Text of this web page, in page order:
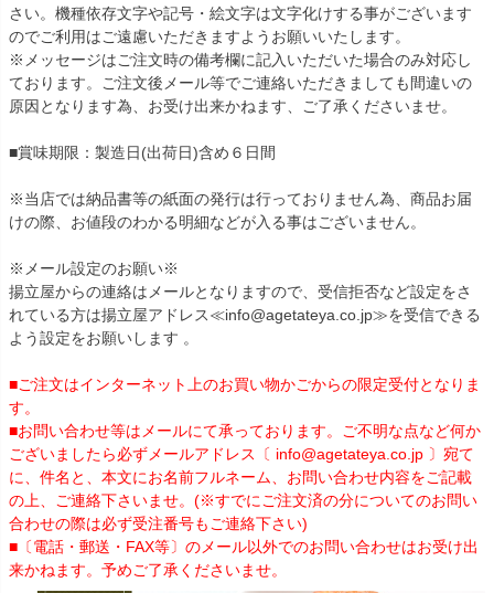
さい。機種依存文字や記号・絵文字は文字化けする事がございます
のでご利用はご遠慮いただきますようお願いいたします。
※メッセージはご注文時の備考欄に記入いただいた場合のみ対応し
ております。ご注文後メール等でご連絡いただきましても間違いの
原因となります為、お受け出来かねます、ご了承くださいませ。
■賞味期限：製造日(出荷日)含め６日間
※当店では納品書等の紙面の発行は行っておりません為、商品お届
けの際、お値段のわかる明細などが入る事はございません。
※メール設定のお願い※
揚立屋からの連絡はメールとなりますので、受信拒否など設定をさ
れている方は揚立屋アドレス≪info@agetateya.co.jp≫を受信できる
よう設定をお願いします 。
■ご注文はインターネット上のお買い物かごからの限定受付となりま
す。
■お問い合わせ等はメールにて承っております。ご不明な点など何か
ございましたら必ずメールアドレス〔 info@agetateya.co.jp 〕宛て
に、件名と、本文にお名前フルネーム、お問い合わせ内容をご記載
の上、ご連絡下さいませ。(※すでにご注文済の分についてのお問い
合わせの際は必ず受注番号もご連絡下さい)
■〔電話・郵送・FAX等〕のメール以外でのお問い合わせはお受け出
来かねます。予めご了承くださいませ。